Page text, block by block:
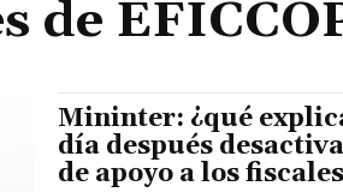
de
Mininter: ¿qué
día después
de apoyo a los